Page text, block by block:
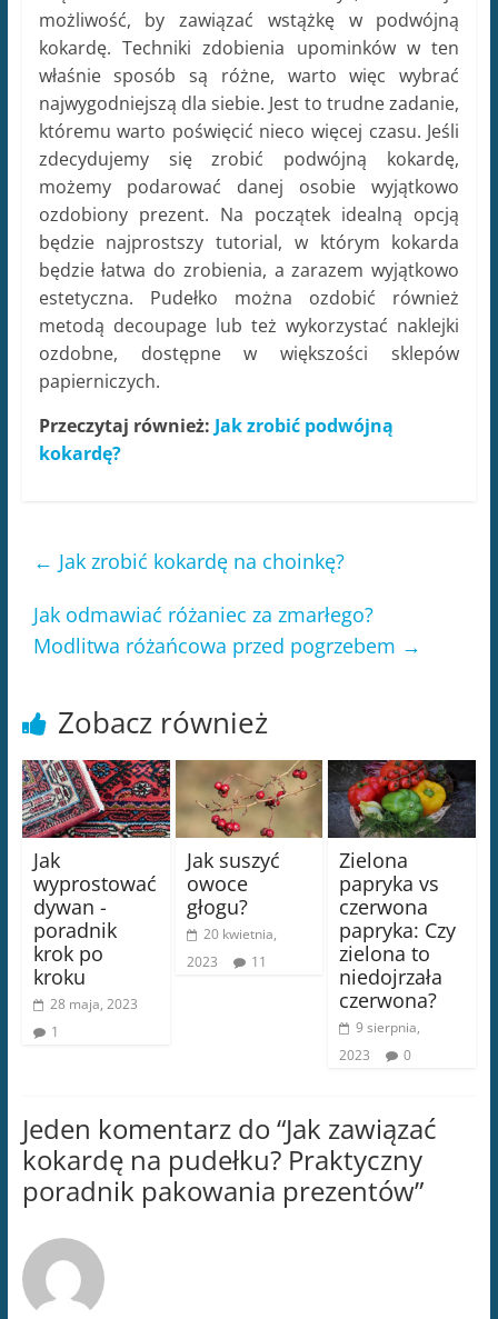
możliwość, by zawiązać wstążkę w podwójną
kokardę. Techniki zdobienia upominków w ten
właśnie sposób są różne, warto więc wybrać
najwygodniejszą dla siebie. Jest to trudne zadanie,
któremu warto poświęcić nieco więcej czasu. Jeśli
zdecydujemy się zrobić podwójną kokardę,
możemy podarować danej osobie wyjątkowo
ozdobiony prezent. Na początek idealną opcją
będzie najprostszy tutorial, w którym kokarda
będzie łatwa do zrobienia, a zarazem wyjątkowo
estetyczna. Pudełko można ozdobić również
metodą decoupage lub też wykorzystać naklejki
ozdobne, dostępne w większości sklepów
papierniczych.
Przeczytaj również: Jak zrobić podwójną
kokardę?
← Jak zrobić kokardę na choinkę?
Jak odmawiać różaniec za zmarłego?
Modlitwa różańcowa przed pogrzebem →
Zobacz również
Jak
wyprostować
dywan -
poradnik
krok po
kroku
28 maja, 2023
1
Jak suszyć
owoce
głogu?
20 kwietnia,
2023
11
Zielona
papryka vs
czerwona
papryka: Czy
zielona to
niedojrzała
czerwona?
9 sierpnia,
2023
0
Jeden komentarz do “Jak zawiązać
kokardę na pudełku? Praktyczny
poradnik pakowania prezentów”